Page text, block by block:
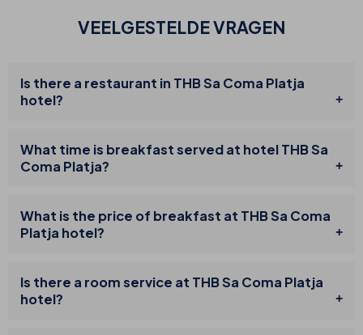
VEELGESTELDE VRAGEN
Is there a restaurant in THB Sa Coma Platja
hotel?
What time is breakfast served at hotel THB Sa
Coma Platja?
What is the price of breakfast at THB Sa Coma
Platja hotel?
Is there a room service at THB Sa Coma Platja
hotel?